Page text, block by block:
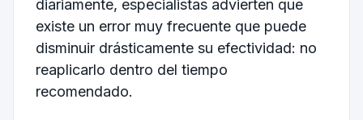
diariamente, especialistas advierten que
existe un error muy frecuente que puede
disminuir drásticamente su efectividad: no
reaplicarlo dentro del tiempo
recomendado.